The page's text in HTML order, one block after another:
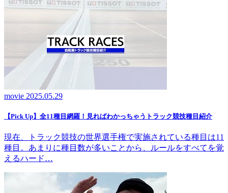
movie 2025.05.29
【Pick Up】全11種目網羅！見ればわかっちゃうトラック競技種目紹介
現在、トラック競技の世界選手権で実施されている種目は11
種目。あまりに種目数が多いことから、ルールをすべてを覚
えるハード…